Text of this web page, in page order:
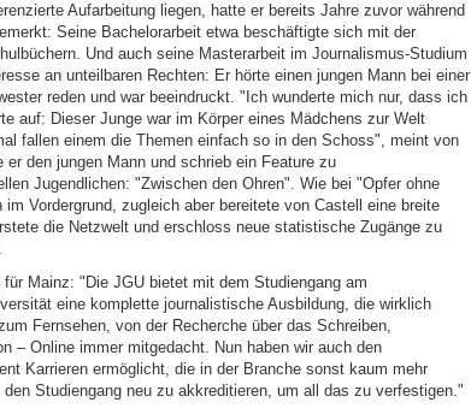
Aufarbeitung liegen, hatte er bereits Jahre zuvor während
Seine Bachelorarbeit etwa beschäftigte sich mit der
Und auch seine Masterarbeit im Journalismus-Studium
an unteilbaren Rechten: Er hörte einen jungen Mann bei einer
reden und war beeindruckt. "Ich wunderte mich nur, dass ich
auf: Dieser Junge war im Körper eines Mädchens zur Welt
fallen einem die Themen einfach so in den Schoss", meint von
den jungen Mann und schrieb ein Feature zu
Jugendlichen: "Zwischen den Ohren". Wie bei "Opfer ohne
Vordergrund, zugleich aber bereitete von Castell eine breite
die Netzwelt und erschloss neue statistische Zugänge zu
Mainz: "Die JGU bietet mit dem Studiengang am
eine komplette journalistische Ausbildung, die wirklich
Fernsehen, von der Recherche über das Schreiben,
– Online immer mitgedacht. Nun haben wir auch den
Karrieren ermöglicht, die in der Branche sonst kaum mehr
Studiengang neu zu akkreditieren, um all das zu verfestigen."